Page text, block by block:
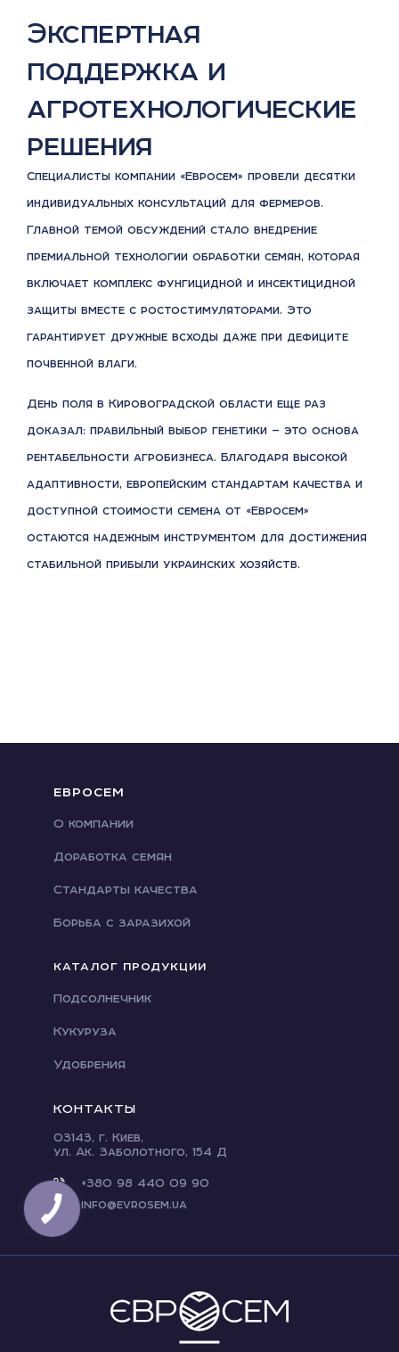
Экспертная
поддержка и
агротехнологические
решения
Специалисты компании «Евросем» провели десятки
индивидуальных консультаций для фермеров.
Главной темой обсуждений стало внедрение
премиальной технологии обработки семян, которая
включает комплекс фунгицидной и инсектицидной
защиты вместе с ростостимуляторами. Это
гарантирует дружные всходы даже при дефиците
почвенной влаги.
День поля в Кировоградской области еще раз
доказал: правильный выбор генетики — это основа
рентабельности агробизнеса. Благодаря высокой
адаптивности, европейским стандартам качества и
доступной стоимости семена от «Евросем»
остаются надежным инструментом для достижения
стабильной прибыли украинских хозяйств.
ЕВРОСЕМ
О компании
Доработка семян
Стандарты качества
Борьба с заразихой
КАТАЛОГ ПРОДУКЦИИ
Подсолнечник
Кукуруза
Удобрения
КОНТАКТЫ
03143, г. Киев,
ул. Ак. Заболотного, 154 Д
+380 98 440 09 90
info@evrosem.ua